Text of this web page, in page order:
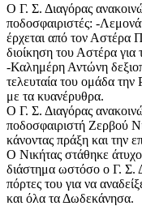
Ο Γ. Σ. Διαγόρας
ποδοσφαιριστές: -
έρχεται από τον Αστέρα
διοίκηση του Αστέρα
-Καλημέρη Αντώνη
τελευταία του ομάδα την
με τα κυανέρυθρα.
Ο Γ. Σ. Διαγόρας
ποδοσφαιριστή Ζερβού
κάνοντας πράξη και την
Ο Νικήτας στάθηκε
διάστημα ωστόσο ο Γ. Σ.
πόρτες του για να
και όλα τα Δωδεκάνησα.